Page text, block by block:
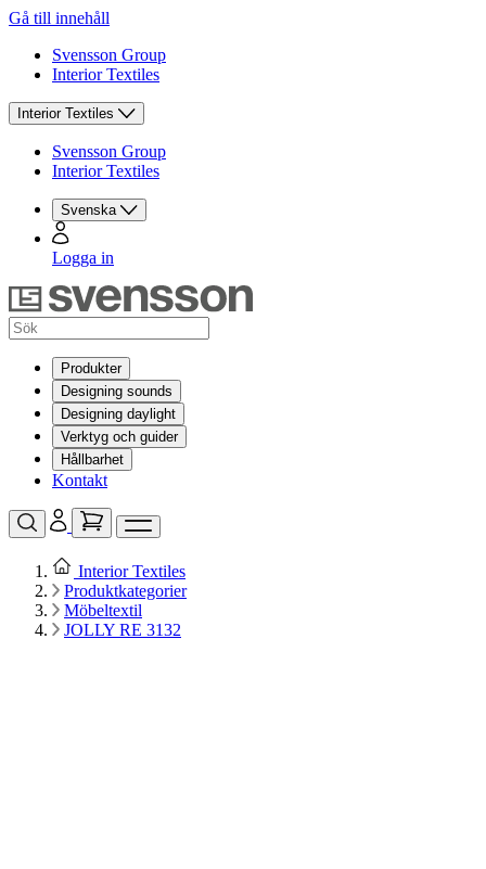
Gå till innehåll
Svensson Group
Interior Textiles
Interior Textiles
Svensson Group
Interior Textiles
Svenska
Logga in
Produkter
Designing sounds
Designing daylight
Verktyg och guider
Hållbarhet
Kontakt
Interior Textiles
Produktkategorier
Möbeltextil
JOLLY RE 3132